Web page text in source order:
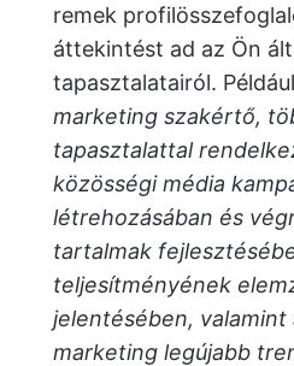
remek
áttekintést ad az Ön
tapasztalatairól.
marketing szakértő,
tapasztalattal
közösségi média
létrehozásában és
tartalmak
teljesítményének
jelentésében, valamint
marketing legújabb